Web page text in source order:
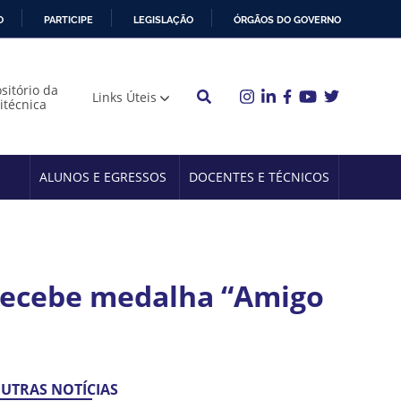
PARTICIPE LEGISLAÇÃO ÓRGÃOS DO GOVERNO
da
Links Úteis
ALUNOS E EGRESSOS DOCENTES E TÉCNICOS
medalha “Amigo
NOTÍCIAS